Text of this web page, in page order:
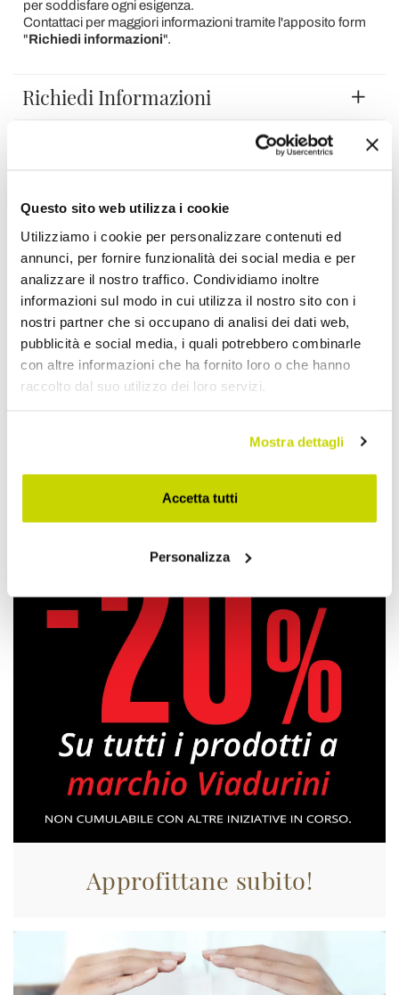
Questo sito web utilizza i cookie
Utilizziamo i cookie per personalizzare contenuti ed
annunci, per fornire funzionalità dei social media e per
analizzare il nostro traffico. Condividiamo inoltre
informazioni sul modo in cui utilizza il nostro sito con i
nostri partner che si occupano di analisi dei dati web,
pubblicità e social media, i quali potrebbero combinarle
con altre informazioni che ha fornito loro o che hanno
raccolto dal suo utilizzo dei loro servizi.
Mostra dettagli
Accetta tutti
Personalizza
per soddisfare ogni esigenza.
Contattaci per maggiori informazioni tramite l'apposito form
"Richiedi informazioni".
Richiedi Informazioni
Devi accedere per poter scrivere la tua opinione.
Aggiungi alla Wish List
Invia la tua opinione su questo prodotto Stampa
Approfittane subito!